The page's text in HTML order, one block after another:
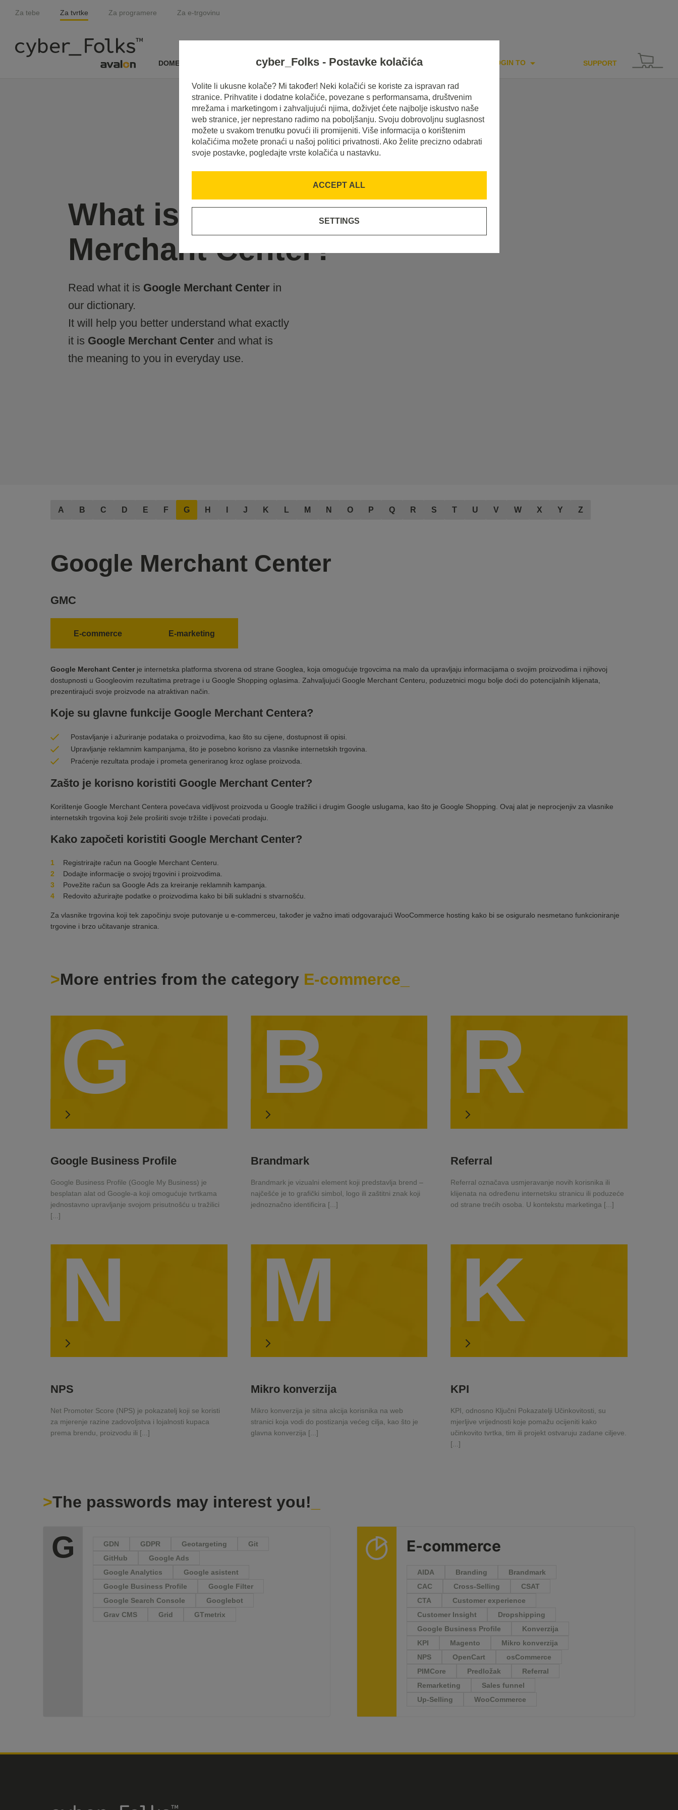
Za tebe Za tvrtke Za programere Za e-trgovinu
DOMENE I SSL HOSTING SERVERI INSPIRACIJE LOGIN TO SUPPORT
What is Google
Merchant Center?
Read what it is Google Merchant Center in
our dictionary.
It will help you better understand what exactly
it is Google Merchant Center and what is
the meaning to you in everyday use.
A B C D E F G H J K L M N O P Q R S T U V W X Y Z
Google Merchant Center
GMC
E-commerce E-marketing
Google Merchant Center je internetska platforma stvorena od strane Googlea, koja omogućuje trgovcima na malo da upravljaju informacijama o svojim proizvodima i njihovoj
dostupnosti u Googleovim rezultatima pretrage i u Google Shopping oglasima. Zahvaljujući Google Merchant Centeru, poduzetnici mogu bolje doći do potencijalnih klijenata,
prezentirajući svoje proizvode na atraktivan način.
Koje su glavne funkcije Google Merchant Centera?
Postavljanje i ažuriranje podataka o proizvodima, kao što su cijene, dostupnost ili opisi.
Upravljanje reklamnim kampanjama, što je posebno korisno za vlasnike internetskih trgovina.
Praćenje rezultata prodaje i prometa generiranog kroz oglase proizvoda.
Zašto je korisno koristiti Google Merchant Center?
Korištenje Google Merchant Centera povećava vidljivost proizvoda u Google tražilici i drugim Google uslugama, kao što je Google Shopping. Ovaj alat je neprocjenjiv za vlasnike
internetskih trgovina koji žele proširiti svoje tržište i povećati prodaju.
Kako započeti koristiti Google Merchant Center?
Registrirajte račun na Google Merchant Centeru.
Dodajte informacije o svojoj trgovini i proizvodima.
Povežite račun sa Google Ads za kreiranje reklamnih kampanja.
Redovito ažurirajte podatke o proizvodima kako bi bili sukladni s stvarnošću.
Za vlasnike trgovina koji tek započinju svoje putovanje u e-commerceu, također je važno imati odgovarajući WooCommerce hosting kako bi se osiguralo nesmetano funkcioniranje
trgovine i brzo učitavanje stranica.
More entries from the category E-commerce
G
Google Business Profile
Google Business Profile (Google My Business) je
besplatan alat od Google-a koji omogućuje tvrtkama
jednostavno upravljanje svojom prisutnošću u tražilici
[...]
B
Brandmark
Brandmark je vizualni element koji predstavlja brend –
najčešće je to grafički simbol, logo ili zaštitni znak koji
jednoznačno identificira [...]
R
Referral
Referral označava usmjeravanje novih korisnika ili
klijenata na određenu internetsku stranicu ili poduzeće
od strane trećih osoba. U kontekstu marketinga [...]
N
NPS
Net Promoter Score (NPS) je pokazatelj koji se koristi
za mjerenje razine zadovoljstva i lojalnosti kupaca
prema brendu, proizvodu ili [...]
M
Mikro konverzija
Mikro konverzija je sitna akcija korisnika na web
stranici koja vodi do postizanja većeg cilja, kao što je
glavna konverzija [...]
K
KPI
KPI, odnosno Ključni Pokazatelji Učinkovitosti, su
mjerljive vrijednosti koje pomažu ocijeniti kako
učinkovito tvrtka, tim ili projekt ostvaruju zadane ciljeve.
[...]
The passwords may interest you!
G GDN GDPR Geotargeting
Git
GitHub
Google Ads
Google Analytics
Google asistent
Google Business Profile
Google Filter
Google Search Console
Googlebot
Grav CMS
Grid GTmetrix
E-commerce
AIDA Branding
Brandmark
CAC
Cross-Selling
CSAT
CTA
Customer experience
Customer Insight
Dropshipping
Google Business Profile
Konverzija
KPI
Magento
Mikro konverzija
NPS
OpenCart
osCommerce
PIMCore
Predložak
Referral
Remarketing
Sales funnel
Up-Selling
WooCommerce
cyber_Folks - Postavke kolačića
Volite li ukusne kolače? Mi također! Neki kolačići se koriste za ispravan rad
stranice. Prihvatite i dodatne kolačiće, povezane s performansama, društvenim
mrežama i marketingom i zahvaljujući njima, doživjet ćete najbolje iskustvo naše
web stranice, jer neprestano radimo na poboljšanju. Svoju dobrovoljnu suglasnost
možete u svakom trenutku povući ili promijeniti. Više informacija o korištenim
kolačićima možete pronaći u našoj politici privatnosti. Ako želite precizno odabrati
svoje postavke, pogledajte vrste kolačića u nastavku.
ACCEPT ALL
SETTINGS